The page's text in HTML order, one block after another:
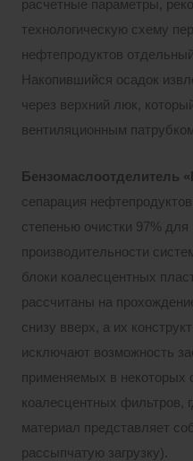
расчетные параметры,
технологическую схему
нефтепродуктов
Накопившийся осадок
через верхний люк,
вентиляционным
Бензомаслоотделитель
сепарация
степенью очистки 97% для
производительности
блоки коалесцентных
рассчитаны на
снизу вверх, а их
исключают возможность
применяемых в некоторых
коалесцентных фильтров,
материал представляет
рассыпчатую загрузку).